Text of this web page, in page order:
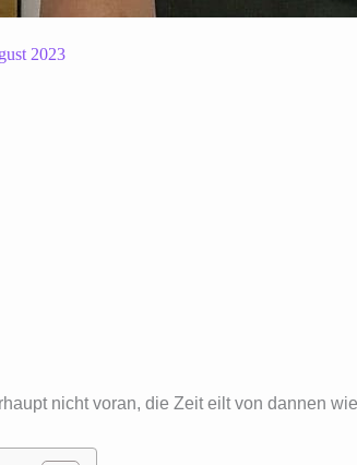
2023
nicht voran, die Zeit eilt von dannen